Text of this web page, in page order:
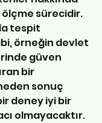
sürecidir.
tespit
örneğin devlet
güven
bir
sonuç
deney iyi bir
olmayacaktır.